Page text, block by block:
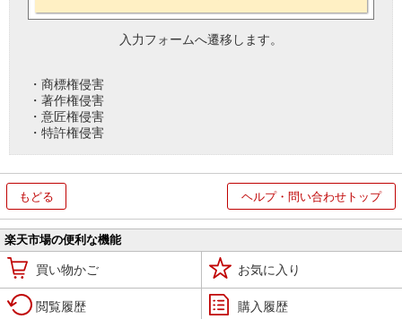
入力フォームへ遷移します。
・商標権侵害
・著作権侵害
・意匠権侵害
・特許権侵害
もどる ヘルプ・問い合わせトップ
楽天市場の便利な機能
買い物かご お気に入り
閲覧履歴 購入履歴